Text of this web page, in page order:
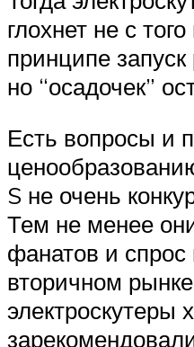
глохнет не с
принципе
но “осадочек”
Есть вопросы и
S не очень
Тем не менее
фанатов и
вторичном
электроскутеры